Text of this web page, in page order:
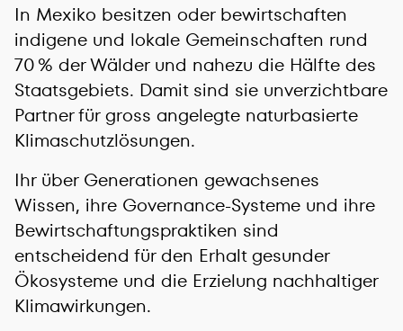
In Mexiko besitzen oder bewirtschaften
indigene und lokale Gemeinschaften rund
70 % der Wälder und nahezu die Hälfte des
Staatsgebiets. Damit sind sie unverzichtbare
Partner für gross angelegte naturbasierte
Klimaschutzlösungen.
Ihr über Generationen gewachsenes
Wissen, ihre Governance-Systeme und ihre
Bewirtschaftungspraktiken sind
entscheidend für den Erhalt gesunder
Ökosysteme und die Erzielung nachhaltiger
Klimawirkungen.